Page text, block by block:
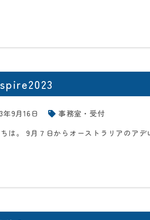
年9月16日
事務室・受付
ちは。 9月７日からオーストラリアのア